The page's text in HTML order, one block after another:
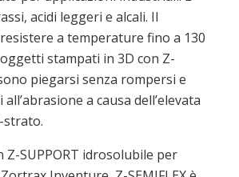
€57,30
acidi leggeri e alcali. Il
a temperature fino a 130
oggetti stampati in 3D con Z-
piegarsi senza rompersi e
a causa dell’elevata
strato.
Z-SUPPORT idrosolubile per